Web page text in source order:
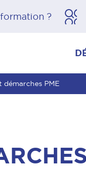
Recherche
démarches PME